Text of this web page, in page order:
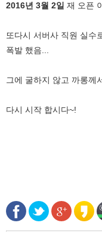
2016년 3월 2일 재 오픈
또다시 서버사 직원 실수
폭발 했음...
그에 굴하지 않고 까롱께
다시 시작 합시다~!